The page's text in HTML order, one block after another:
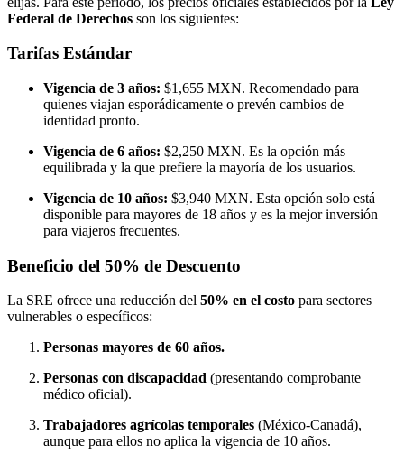
Federal de Derechos son los siguientes:
Tarifas Estándar
Vigencia de 3 años: $1,655 MXN. Recomendado para
quienes viajan esporádicamente o prevén cambios de
identidad pronto.
Vigencia de 6 años: $2,250 MXN. Es la opción más
equilibrada y la que prefiere la mayoría de los usuarios.
Vigencia de 10 años: $3,940 MXN. Esta opción solo está
disponible para mayores de 18 años y es la mejor inversión
para viajeros frecuentes.
Beneficio del 50% de Descuento
La SRE ofrece una reducción del 50% en el costo para sectores
vulnerables o específicos:
Personas mayores de 60 años.
Personas con discapacidad (presentando comprobante
médico oficial).
Trabajadores agrícolas temporales (México-Canadá),
aunque para ellos no aplica la vigencia de 10 años.